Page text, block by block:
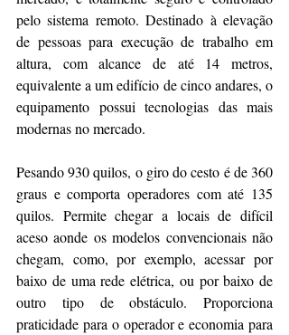
pelo sistema remoto. Destinado à elevação
de pessoas para execução de trabalho em
altura, com alcance de até 14 metros,
equivalente a um edifício de cinco andares, o
equipamento possui tecnologias das mais
modernas no mercado.
Pesando 930 quilos, o giro do cesto é de 360
graus e comporta operadores com até 135
quilos. Permite chegar a locais de difícil
aceso aonde os modelos convencionais não
chegam, como, por exemplo, acessar por
baixo de uma rede elétrica, ou por baixo de
outro tipo de obstáculo. Proporciona
praticidade para o operador e economia para